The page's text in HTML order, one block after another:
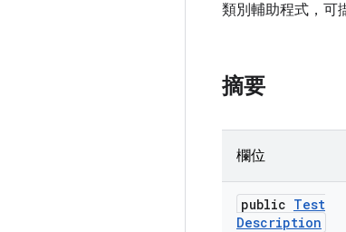
類別輔助程式，可
摘要
欄位
public Test
Description